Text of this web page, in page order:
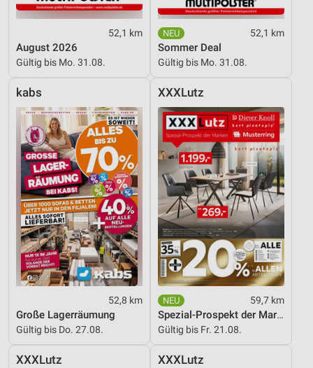
52,1 km
August 2026
Gültig bis Mo. 31.08.
52,1 km
Sommer Deal
Gültig bis Mo. 31.08.
kabs
52,8 km
Große Lagerräumung
Gültig bis Do. 27.08.
XXXLutz
59,7 km
Spezial-Prospekt der Marken
Gültig bis Fr. 21.08.
XXXLutz XXXLutz